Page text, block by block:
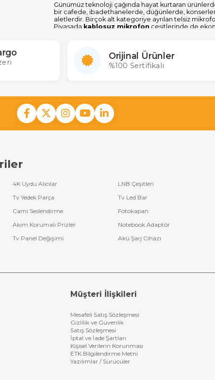
Günümüz teknoloji çağında hayat kurtaran
bir cafede, ibadethanelerde, düğünlerde,
aletlerdir. Birçok alt kategoriye ayrılan telsiz
Piyasada kablosuz mikrofon çeşitlerinde de
Kablosuz Mikrofonda VHF ve UHF
kullanmak için oldukça uygun bir üründür. VHF
Telsiz Mikrofon Alırken Nelere
Telsiz Mikrofon Fiyatları
Gelelim fiyat konusuna telsiz mikrofon fiyatları
markalarını inceleyebilirsiniz. Marka olarak
Roof
Dexun
Orijinal Ürünler
%100 Sertifikalı
4K Uydu Alıcılar LNB Çeşitleri
Tv Yedek Parça Tv Led Bar
Cami Seslendirme Fotokapan
Akım Korumalı Prizler Notebook Adaptör
Tv Panel Değişimi Akü Şarj Cihazı
Müşteri İlişkileri
Mesafeli Satış Sözleşmesi
Gizlilik ve Güvenlik
Satış Sözleşmesi
İptal ve İade Şartları
Kişisel Verilerin Korunması
ETK Bilgilendirme Metni
Yazılımlar / Sürücüler